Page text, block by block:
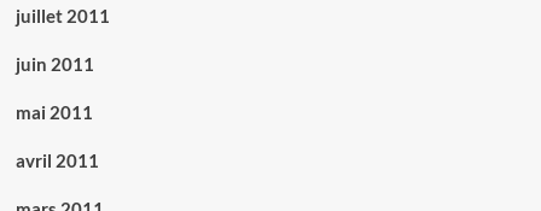
juillet 2011
juin 2011
mai 2011
avril 2011